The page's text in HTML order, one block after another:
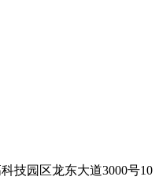
技园区龙东大道3000号10